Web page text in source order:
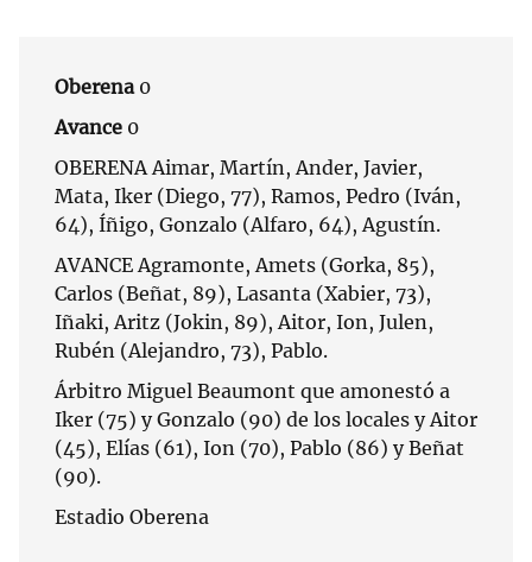
Oberena 0
Avance 0
OBERENA Aimar, Martín, Ander, Javier,
Mata, Iker (Diego, 77), Ramos, Pedro (Iván,
64), Íñigo, Gonzalo (Alfaro, 64), Agustín.
AVANCE Agramonte, Amets (Gorka, 85),
Carlos (Beñat, 89), Lasanta (Xabier, 73),
Iñaki, Aritz (Jokin, 89), Aitor, Ion, Julen,
Rubén (Alejandro, 73), Pablo.
Árbitro Miguel Beaumont que amonestó a
Iker (75) y Gonzalo (90) de los locales y Aitor
(45), Elías (61), Ion (70), Pablo (86) y Beñat
(90).
Estadio Oberena